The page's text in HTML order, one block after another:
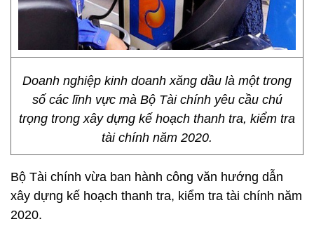
Doanh nghiệp kinh doanh xăng dầu là một trong
số các lĩnh vực mà Bộ Tài chính yêu cầu chú
trọng trong xây dựng kế hoạch thanh tra, kiểm tra
tài chính năm 2020.
Bộ Tài chính vừa ban hành công văn hướng dẫn
xây dựng kế hoạch thanh tra, kiểm tra tài chính năm
2020.